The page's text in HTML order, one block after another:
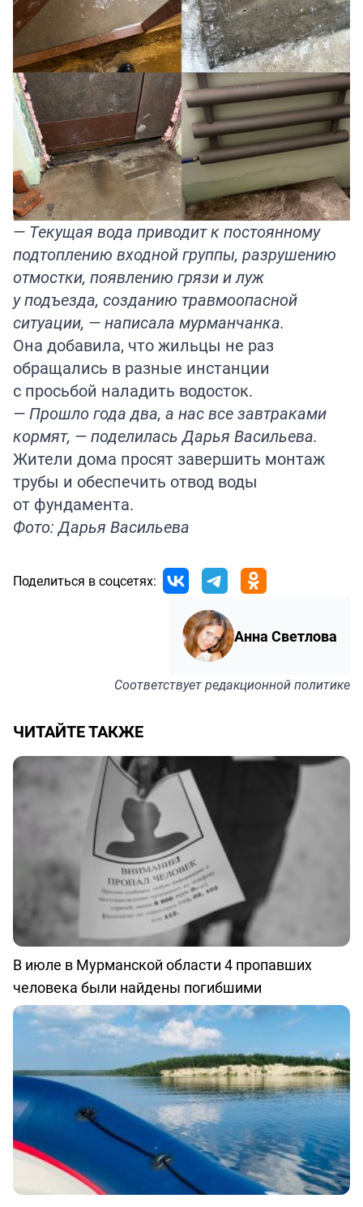
— Текущая вода приводит к постоянному
подтоплению входной группы, разрушению
отмостки, появлению грязи и луж
у подъезда, созданию травмоопасной
ситуации, — написала мурманчанка.
Она добавила, что жильцы не раз
обращались в разные инстанции
с просьбой наладить водосток.
— Прошло года два, а нас все завтраками
кормят, — поделилась Дарья Васильева.
Жители дома просят завершить монтаж
трубы и обеспечить отвод воды
от фундамента.
Фото: Дарья Васильева
Поделиться в соцсетях:
Анна Светлова
Соответствуетредакционной политике
ЧИТАЙТЕ ТАКЖЕ
В июле в Мурманской области 4 пропавших
человека были найдены погибшими